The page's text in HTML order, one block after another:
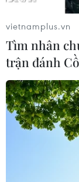
vietnamplus.vn
Tìm nhân
trận đánh